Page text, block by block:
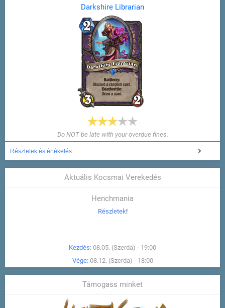
Darkshire Librarian
Do NOT be late with your overdue fines.
Részletek és értékelés
Aktuális Kocsmai Verekedés
Henchmania
Részletek!
Kezdés: 08.05. (Szerda) - 19:00
Vége: 08.12. (Szerda) - 18:00
Támogass minket